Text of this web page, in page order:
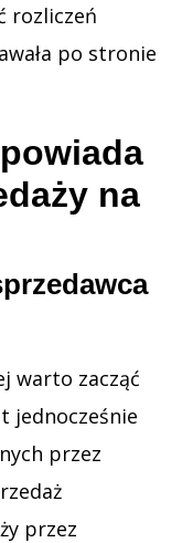
rozliczeń
po stronie
na
warto zacząć
jednocześnie
przez
przez